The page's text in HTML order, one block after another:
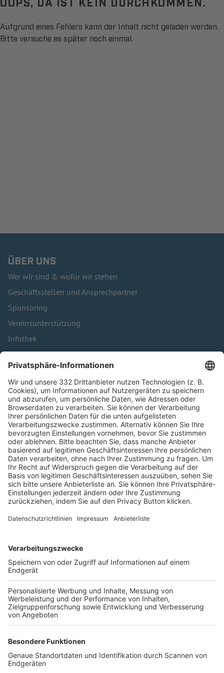
Aufgrund eines Fehlers kann der Inhalt nicht geladen werden.
Bitte versuche es später noch einmal.
ÜBER UNS
Wer wir sind & wofür wir stehen
Geschäftsstellen und Ansprechpartner
Sponsoring
Vereinsunterstützung
Infothek
Kontakt
HÄUFIG BESUCHTE SEITEN
Pässe und Vereinswechsel
Trainerausbildung
Schulungsangebot Vereinsmitarbeiter
BFV-Geschäftsstellen
Trainerbörse
Login SpielPlus
FOLGE DEM BFV
TOP-VEREINE
TOP-PARTNER